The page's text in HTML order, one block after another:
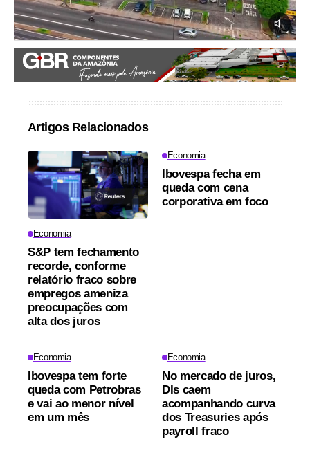
Artigos Relacionados
Economia
S&P tem fechamento
recorde, conforme
relatório fraco sobre
empregos ameniza
preocupações com
alta dos juros
Economia
Ibovespa fecha em
queda com cena
corporativa em foco
Economia
Ibovespa tem forte
queda com Petrobras
e vai ao menor nível
em um mês
Economia
No mercado de juros,
DIs caem
acompanhando curva
dos Treasuries após
payroll fraco